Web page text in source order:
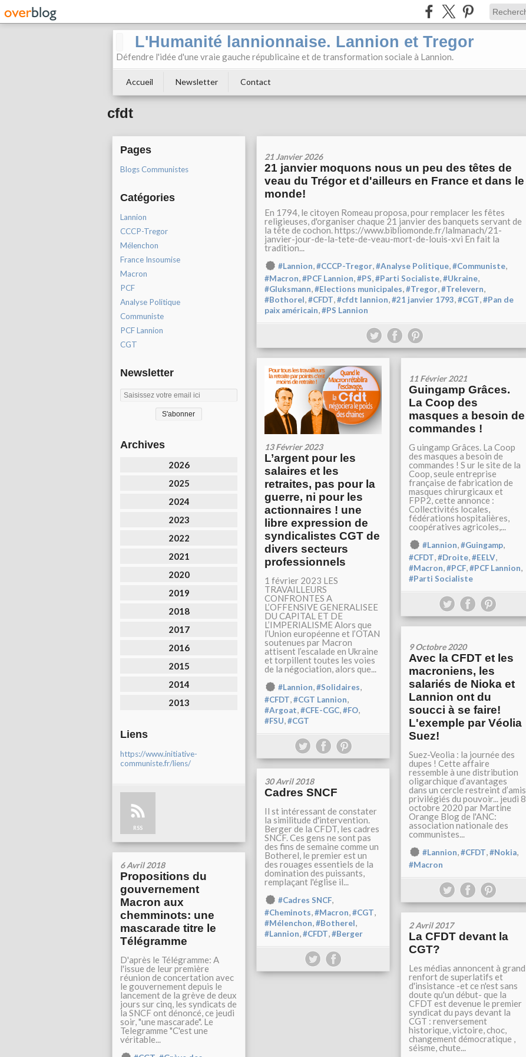
L'Humanité lannionnaise. Lannion et Tregor
Défendre l'idée d'une vraie gauche républicaine et de transformation sociale à Lannion.
Accueil Newsletter Contact
cfdt
Pages
Blogs Communistes
Catégories
Lannion
CCCP-Tregor
Mélenchon
France Insoumise
Macron
PCF
Analyse Politique
Communiste
PCF Lannion
CGT
Newsletter
Archives
2026
2025
2024
2023
2022
2021
2020
2019
2018
2017
2016
2015
2014
2013
Liens
https://www.initiative-
communiste.fr/liens/
RSS
21 Janvier 2026
21 janvier moquons nous un peu des têtes de
veau du Trégor et d'ailleurs en France et dans le
monde!
En 1794, le citoyen Romeau proposa, pour remplacer les fêtes
religieuses, d'organiser chaque 21 janvier des banquets servant de
la tête de cochon. https://www.bibliomonde.fr/lalmanach/21-
janvier-jour-de-la-tete-de-veau-mort-de-louis-xvi En fait la
tradition...
#Lannion,#CCCP-Tregor,#Analyse Politique,#Communiste,
#Macron,#PCF Lannion,#PS,#Parti Socialiste,#Ukraine,
#Gluksmann,#Elections municipales,#Tregor,#Trelevern,
#Bothorel,#CFDT,#cfdt lannion,#21 janvier 1793,#CGT,#Pan de
paix américain,#PS Lannion
13 Février 2023
L’argent pour les
salaires et les
retraites, pas pour la
guerre, ni pour les
actionnaires ! une
libre expression de
syndicalistes CGT de
divers secteurs
professionnels
1 février 2023 LES
TRAVAILLEURS
CONFRONTES A
L’OFFENSIVE GENERALISEE
DU CAPITAL ET DE
L’IMPERIALISME Alors que
l’Union européenne et l’OTAN
soutenues par Macron
attisent l’escalade en Ukraine
et torpillent toutes les voies
de la négociation, alors que...
#Lannion,#Solidaires,
#CFDT,#CGT Lannion,
#Argoat,#CFE-CGC,#FO,
#FSU,#CGT
11 Février 2021
Guingamp Grâces.
La Coop des
masques a besoin de
commandes !
G uingamp Grâces. La Coop
des masques a besoin de
commandes ! S ur le site de la
Coop, seule entreprise
française de fabrication de
masques chirurgicaux et
FPP2, cette annonce :
Collectivités locales,
fédérations hospitalières,
coopératives agricoles,...
#Lannion,#Guingamp,
#CFDT,#Droite,#EELV,
#Macron,#PCF,#PCF Lannion,
#Parti Socialiste
9 Octobre 2020
Avec la CFDT et les
macroniens, les
salariés de Nioka et
Lannion ont du
soucci à se faire!
L'exemple par Véolia
Suez!
Suez-Veolia : la journée des
dupes ! Cette affaire
ressemble à une distribution
oligarchique d’avantages
dans un cercle restreint d’amis
privilégiés du pouvoir... jeudi 8
octobre 2020 par Martine
Orange Blog de l'ANC:
association nationale des
communistes...
#Lannion,#CFDT,#Nokia,
#Macron
30 Avril 2018
Cadres SNCF
Il st intéressant de constater
la similitude d'intervention.
Berger de la CFDT, les cadres
SNCF. Ces gens ne sont pas
des fins de semaine comme un
Botherel, le premier est un
des rouages essentiels de la
domination des puissants,
remplaçant l'église il...
#Cadres SNCF,
#Cheminots,#Macron,#CGT,
#Mélenchon,#Botherel,
#Lannion,#CFDT,#Berger
6 Avril 2018
Propositions du
gouvernement
Macron aux
chemminots: une
mascarade titre le
Télégramme
D'après le Télégramme: A
l'issue de leur première
réunion de concertation avec
le gouvernement depuis le
lancement de la grève de deux
jours sur cinq, les syndicats de
la SNCF ont dénoncé, ce jeudi
soir, "une mascarade". Le
Telegramme "C'est une
véritable...
2 Avril 2017
La CFDT devant la
CGT?
Les médias annoncent à grand
renfort de superlatifs et
d'insistance -et ce n'est sans
doute qu'un début- que la
CFDT est devenue le premier
syndicat du pays devant la
CGT : renversement
historique, victoire, choc,
changement démocratique ,
séisme, chute...